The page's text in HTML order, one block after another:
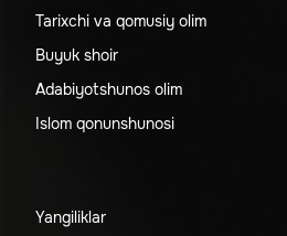
Tarixchi va qomusiy olim
Buyuk shoir
Adabiyotshunos olim
Islom qonunshunosi
Yangiliklar